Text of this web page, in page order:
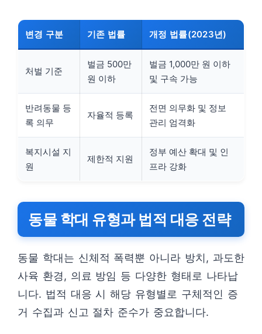
변경 구분 기존 법률 개정 법률(2023년)
처벌 기준
벌금 500만
원 이하
벌금 1,000만 원 이하
및 구속 가능
반려동물 등
록 의무
자율적 등록
전면 의무화 및 정보
관리 엄격화
복지시설 지
원
제한적 지원
정부 예산 확대 및 인
프라 강화
동물 학대 유형과 법적 대응 전략
동물 학대는 신체적 폭력뿐 아니라 방치, 과도한
사육 환경, 의료 방임 등 다양한 형태로 나타납
니다. 법적 대응 시 해당 유형별로 구체적인 증
거 수집과 신고 절차 준수가 중요합니다.